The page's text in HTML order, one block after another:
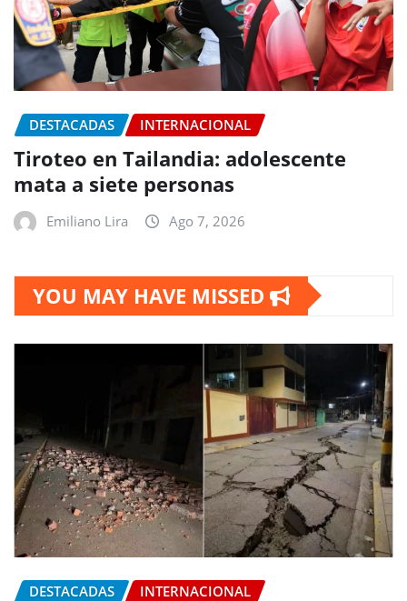
DESTACADAS INTERNACIONAL
Tiroteo en Tailandia: adolescente
mata a siete personas
Emiliano Lira Ago 7, 2026
YOU MAY HAVE MISSED
DESTACADAS INTERNACIONAL